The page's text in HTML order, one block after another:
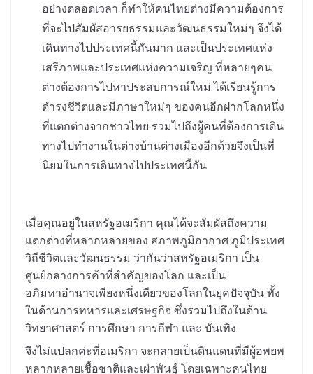
อย่างตลอดเวลา ก็ทำให้คนไทยต่างมีความต้องการ
ที่จะไปสัมผัสอารยธรรมและวัฒนธรรมใหม่ๆ จึงได้
เดินทางไปประเทศนี้กันมาก และเป็นประเทศแห่ง
เสรีภาพและประเทศแห่งความเจริญ ที่หลายๆคน
ต่างต้องการไปหาประสบการณ์ใหม่ ได้เรียนรู้การ
ดำรงชีวิตและมีภาษาใหม่ๆ ของคนอีกฝากโลกหนึ่ง
ที่แตกต่างจากชาวไทย รวมไปถึงผู้คนที่ต้องการเดิน
ทางไปทำงานในต่างบ้านต่างเมืองอีกด้วยจึงเป็นที่
นิยมในการเดินทางไปประเทศนี้กัน
เมื่อคุณอยู่ในสหรัฐอเมริกา คุณได้จะสัมผัสถึงความ
แตกต่างที่หลากหลายของ สภาพภูมิอากาศ ภูมิประเทศ
วิถีชีวิตและวัฒนธรรม ว่ากันว่าสหรัฐอเมริกา เป็น
ศูนย์กลางการค้าที่สำคัญของโลก และเป็น
อภิมหาอำนาจเพียงหนึ่งเดียวของโลกในยุคปัจจุบัน ทั้ง
ในด้านการทหารและเศรษฐกิจ ซึ่งรวมไปถึงในด้าน
วิทยาศาสตร์ การศึกษา การกีฬา และ บันเทิง
จึงไม่แปลกค่ะที่อเมริกา จะกลายเป็นดินแดนที่มีผู้อพยพ
หลากหลายเชื้อชาติและเผ่าพันธุ์ โดยเฉพาะคนไทย